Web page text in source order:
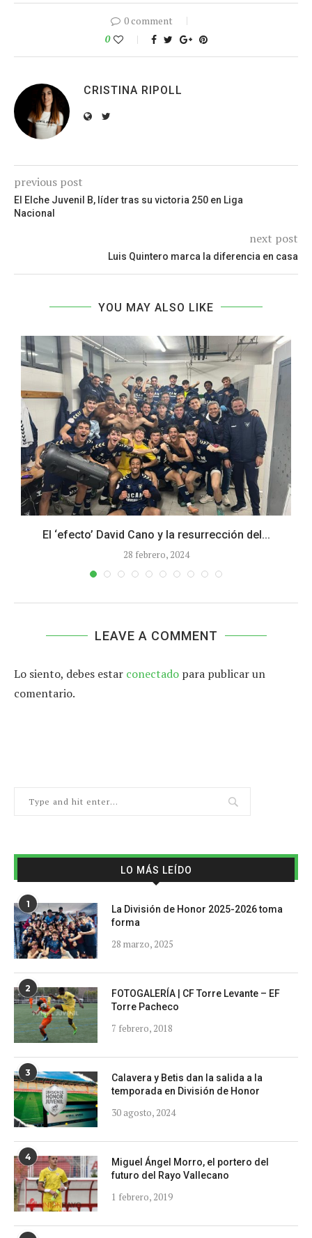
0 comment
0
CRISTINA RIPOLL
previous post
El Elche Juvenil B, líder tras su victoria 250 en Liga
Nacional
next post
Luis Quintero marca la diferencia en casa
YOU MAY ALSO LIKE
El ‘efecto’ David Cano y la resurrección del...
28 febrero, 2024
LEAVE A COMMENT
Lo siento, debes estar conectado para publicar un
comentario.
LO MÁS LEÍDO
1
La División de Honor 2025-2026 toma
forma
28 marzo, 2025
2
FOTOGALERÍA | CF Torre Levante – EF
Torre Pacheco
7 febrero, 2018
3
Calavera y Betis dan la salida a la
temporada en División de Honor
30 agosto, 2024
4
Miguel Ángel Morro, el portero del
futuro del Rayo Vallecano
1 febrero, 2019